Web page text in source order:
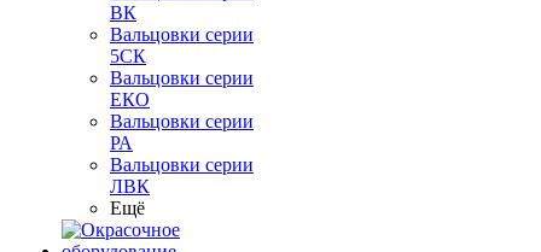
ВК
Вальцовки серии
5СК
Вальцовки серии
ЕКО
Вальцовки серии
РА
Вальцовки серии
ЛВК
Ещё